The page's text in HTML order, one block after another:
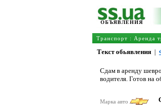
ОБЪЯВЛЕНИЯ
Транспорт : Аренда
Текст обьявления |
Сдам в аренду
водителя. Готов на
Марка авто